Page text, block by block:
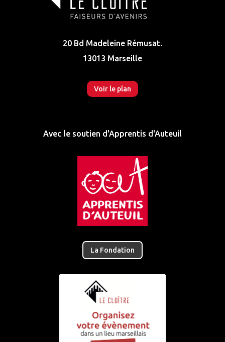
20 Bd Madeleine Rémusat.
13013 Marseille
Voir le plan
Avec le soutien d'Apprentis d'Auteuil
La Fondation